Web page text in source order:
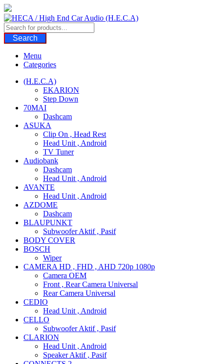
Skip
to
content
Search
Menu
Categories
(H.E.C.A)
EKARION
Step Down
70MAI
Dashcam
ASUKA
Clip On , Head Rest
Head Unit , Android
TV Tuner
Audiobank
Dashcam
Head Unit , Android
AVANTE
Head Unit , Android
AZDOME
Dashcam
BLAUPUNKT
Subwoofer Aktif , Pasif
BODY COVER
BOSCH
Wiper
CAMERA HD , FHD , AHD 720p 1080p
Camera OEM
Front , Rear Camera Universal
Rear Camera Universal
CEDIO
Head Unit , Android
CELLO
Subwoofer Aktif , Pasif
CLARION
Head Unit , Android
Speaker Aktif , Pasif